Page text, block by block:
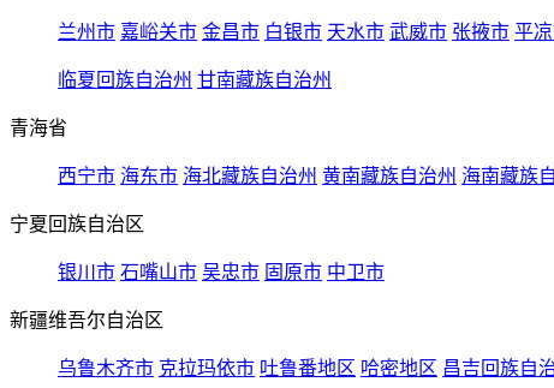
兰州市 嘉峪关市 金昌市 白银市 天水市 武威市 张掖市 平
临夏回族自治州 甘南藏族自治州
青海省
西宁市 海东市 海北藏族自治州 黄南藏族自治州 海南藏族
宁夏回族自治区
银川市 石嘴山市 吴忠市 固原市 中卫市
新疆维吾尔自治区
乌鲁木齐市 克拉玛依市 吐鲁番地区 哈密地区 昌吉回族自